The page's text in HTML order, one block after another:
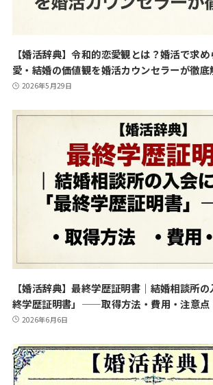
【婚活辞典】令和的恋愛観とは？婚活で求
愛・結婚の価値観を婚活カウンセラーが徹底
2026年5月29日
【婚活辞典】最終学歴証明書｜結婚相談所
終学歴証明書」——取得方法・費用・注意点
2026年6月6日